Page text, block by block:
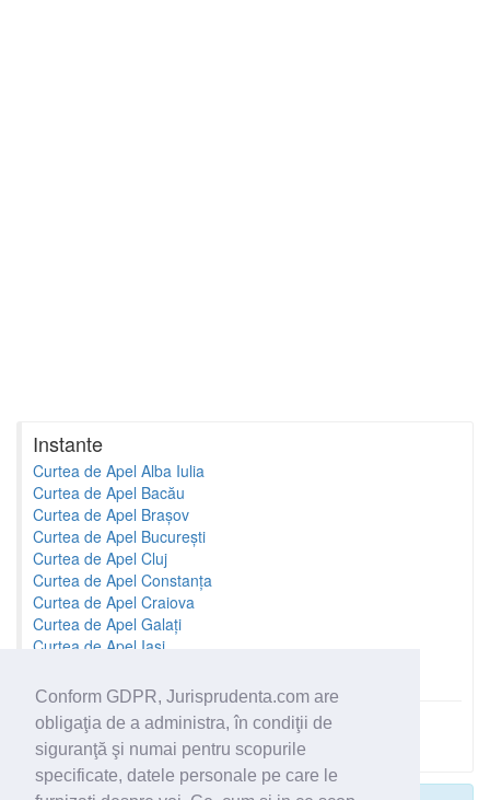
Conform GDPR, Jurisprudenta.com are
obligaţia de a administra, în condiţii de
siguranţă şi numai pentru scopurile
specificate, datele personale pe care le
Instante
Curtea de Apel Alba Iulia
Curtea de Apel Bacău
Curtea de Apel Brașov
Curtea de Apel București
Curtea de Apel Cluj
Curtea de Apel Constanța
Curtea de Apel Craiova
Curtea de Apel Galați
Curtea de Apel Iași
Toate instantele